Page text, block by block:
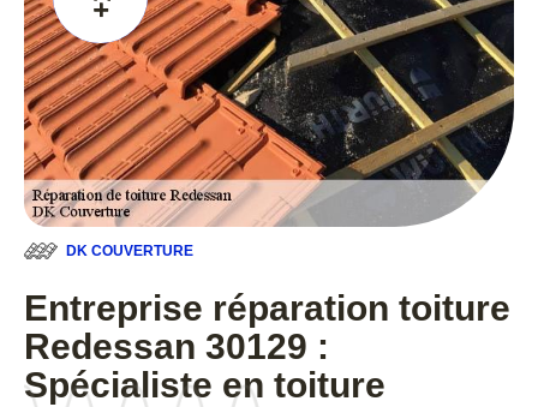
DK COUVERTURE
Entreprise réparation toiture
Redessan 30129 :
Spécialiste en toiture